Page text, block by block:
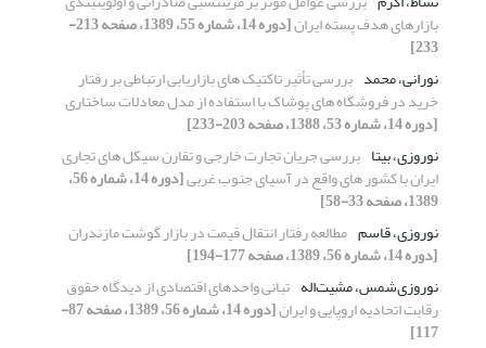
بازارهای هدف پسته ایران [دوره 14، شماره 55، 1389، صفحه 213-
233]
نورانی، محمد بررسی تأثیر تاکتیک های بازاریابی ارتباطی بر رفتار
خرید در فروشگاه های پوشاک با استفاده از مدل معادلات ساختاری
[دوره 14، شماره 53، 1388، صفحه 203-233]
نوروزی، بیتا بررسی جریان تجارت خارجی و تقارن سیکل های تجاری
ایران با کشور های واقع در آسیای جنوب غربی [دوره 14، شماره 56،
1389، صفحه 33-58]
نوروزی، قاسم مطالعه رفتار انتقال قیمت در بازار گوشت مازندران
[دوره 14، شماره 56، 1389، صفحه 177-194]
نوروزی‌شمس، مشیت‌اله تبانی واحدهای اقتصادی از دیدگاه حقوق
رقابت اتحادیه اروپایی و ایران [دوره 14، شماره 56، 1389، صفحه 87-
117]